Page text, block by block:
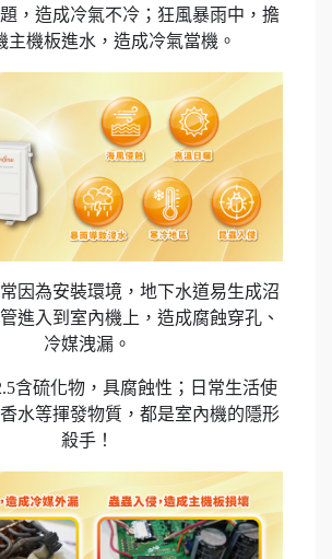
，造成冷氣不冷；狂風暴雨中，擔
主機板進水，造成冷氣當機。
因為安裝環境，地下水道易生成沼
進入到室內機上，造成腐蝕穿孔、
冷媒洩漏。
含硫化物，具腐蝕性；日常生活使
水等揮發物質，都是室內機的隱形
殺手！